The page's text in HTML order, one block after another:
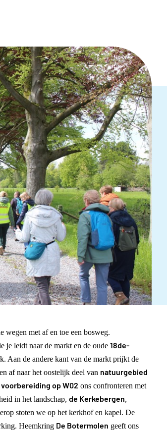
wegen met af en toe een bosweg.
je leidt naar de markt en de oude 18de-
Aan de andere kant van de markt prijkt de
af naar het oostelijk deel van natuurgebied
op W02 ons confronteren met
in het landschap, de Kerkebergen,
stoten we op het kerkhof en kapel. De
Heemkring De Botermolen geeft ons